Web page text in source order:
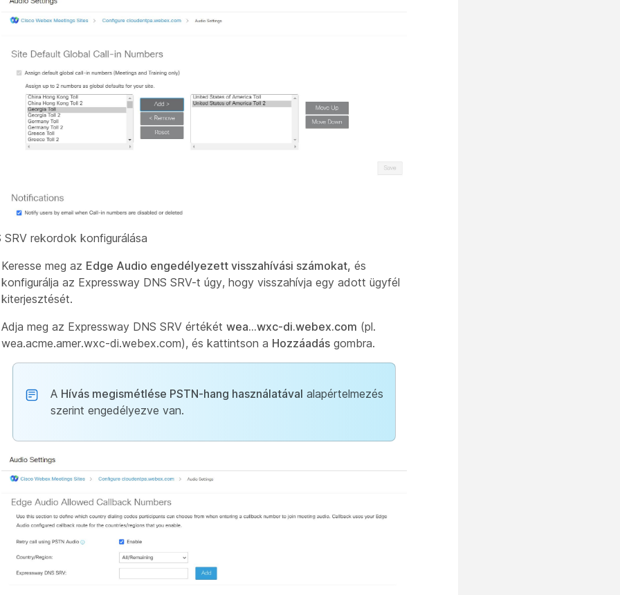
SRV rekordok konfigurálása
Keresse meg az Edge Audio engedélyezett visszahívási számokat, és
konfigurálja az Expressway DNS SRV-t úgy, hogy visszahívja egy adott ügyfél
kiterjesztését.
Adja meg az Expressway DNS SRV értékét wea...wxc-di.webex.com (pl.
wea.acme.amer.wxc-di.webex.com), és kattintson a Hozzáadás gombra.
A Hívás megismétlése PSTN-hang használatával alapértelmezés
szerint engedélyezve van.